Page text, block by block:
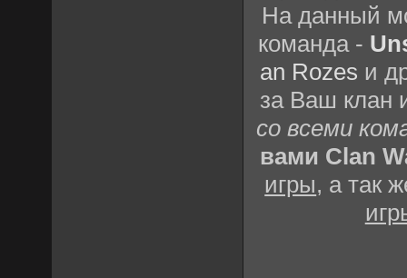
На данный
команда -
an Rozes и
за Ваш клан
со всеми
вами Clan
игры, а так